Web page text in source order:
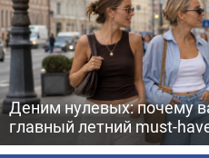
Деним нулевых:
главный летний must-